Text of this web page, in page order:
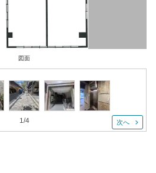
図面
1/4 次へ